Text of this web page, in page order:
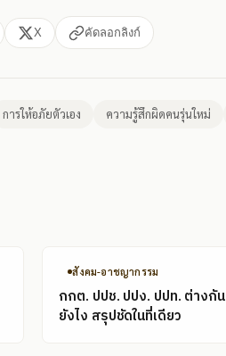
X คัดลอกลิงก์
การให้อภัยตัวเอง ความรู้สึกผิดคนรุ่นใหม่
สังคม-อาชญากรรม
กกต. ปปช. ปปง. ปปท. ต่างกัน
ยังไง สรุปชัดในที่เดียว